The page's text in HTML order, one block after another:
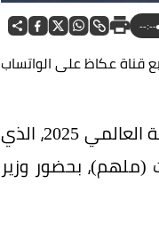
--:--
قناة عكاظ على الواتساب
اختتمت مستشفيات الحياة الوطني مشاركتها كشريك مؤسس في ملتقى الصحة العالمي 2025، الذي
(ملهم)، بحضور وزير